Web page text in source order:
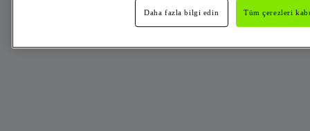
Tüm çerezleri
Daha fazla bilgi edin